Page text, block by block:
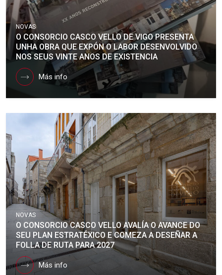
NOVAS
O CONSORCIO CASCO VELLO DE VIGO PRESENTA
UNHA OBRA QUE EXPÓN O LABOR DESENVOLVIDO
NOS SEUS VINTE ANOS DE EXISTENCIA
Más info
NOVAS
O CONSORCIO CASCO VELLO AVALÍA O AVANCE DO
SEU PLAN ESTRATÉXICO E COMEZA A DESEÑAR A
FOLLA DE RUTA PARA 2027
Más info